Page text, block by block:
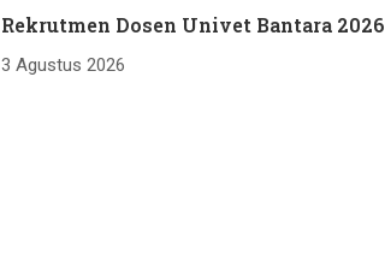
Rekrutmen Dosen Univet Bantara 2026
3 Agustus 2026